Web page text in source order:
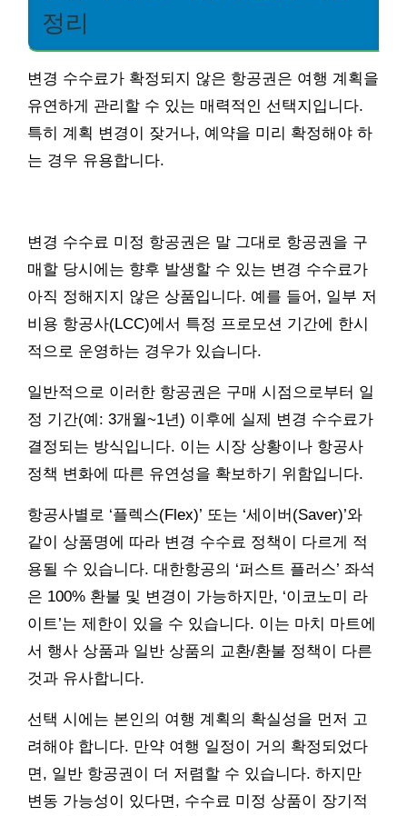
정리
변경 수수료가 확정되지 않은 항공권은 여행 계획을
유연하게 관리할 수 있는 매력적인 선택지입니다.
특히 계획 변경이 잦거나, 예약을 미리 확정해야 하
는 경우 유용합니다.
변경 수수료 미정 항공권은 말 그대로 항공권을 구
매할 당시에는 향후 발생할 수 있는 변경 수수료가
아직 정해지지 않은 상품입니다. 예를 들어, 일부 저
비용 항공사(LCC)에서 특정 프로모션 기간에 한시
적으로 운영하는 경우가 있습니다.
일반적으로 이러한 항공권은 구매 시점으로부터 일
정 기간(예: 3개월~1년) 이후에 실제 변경 수수료가
결정되는 방식입니다. 이는 시장 상황이나 항공사
정책 변화에 따른 유연성을 확보하기 위함입니다.
항공사별로 ‘플렉스(Flex)’ 또는 ‘세이버(Saver)’와
같이 상품명에 따라 변경 수수료 정책이 다르게 적
용될 수 있습니다. 대한항공의 ‘퍼스트 플러스’ 좌석
은 100% 환불 및 변경이 가능하지만, ‘이코노미 라
이트’는 제한이 있을 수 있습니다. 이는 마치 마트에
서 행사 상품과 일반 상품의 교환/환불 정책이 다른
것과 유사합니다.
선택 시에는 본인의 여행 계획의 확실성을 먼저 고
려해야 합니다. 만약 여행 일정이 거의 확정되었다
면, 일반 항공권이 더 저렴할 수 있습니다. 하지만
변동 가능성이 있다면, 수수료 미정 상품이 장기적